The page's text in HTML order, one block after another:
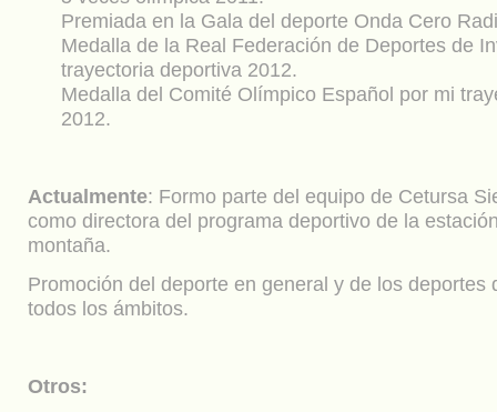
Premiada en la Gala del deporte Onda Cero
Medalla de la Real Federación de Deportes de
trayectoria deportiva 2012.
Medalla del Comité Olímpico Español por mi
2012.
Actualmente: Formo parte del equipo de Cetursa
como directora del programa deportivo de la
montaña.
Promoción del deporte en general y de los deportes
todos los ámbitos.
Otros: